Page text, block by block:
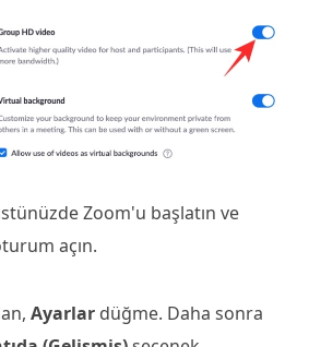
Zoom'u başlatın ve
açın.
Ayarlar düğme. Daha sonra